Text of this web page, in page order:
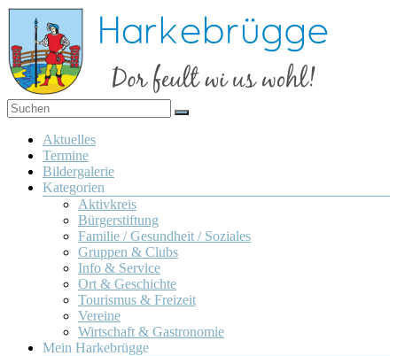
Zum
Inhalt
springen
Harkebrügge
Dor
feult
wi us
wohl!
Menü
Aktuelles
Termine
Bildergalerie
Kategorien
Aktivkreis
Bürgerstiftung
Familie / Gesundheit / Soziales
Gruppen & Clubs
Info & Service
Ort & Geschichte
Tourismus & Freizeit
Vereine
Wirtschaft & Gastronomie
Mein Harkebrügge